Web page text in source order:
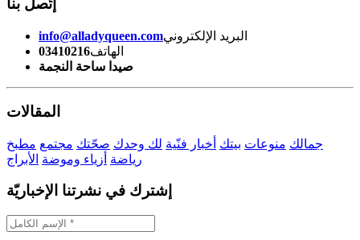
إتّصل بنا
info@alladyqueen.comالبريد الإلكتروني
03410216الهاتف
صيدا ساحة النجمة
المقالات
جمالك منوعات بيتك أخبار فنّية لك وحدك صحّتك مجتمع مطبخ
رياضة أزياء وموضة الأبراج
إشترك في نشرتنا الإخباريّة